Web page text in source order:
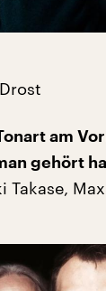
am
gehört
Takase,